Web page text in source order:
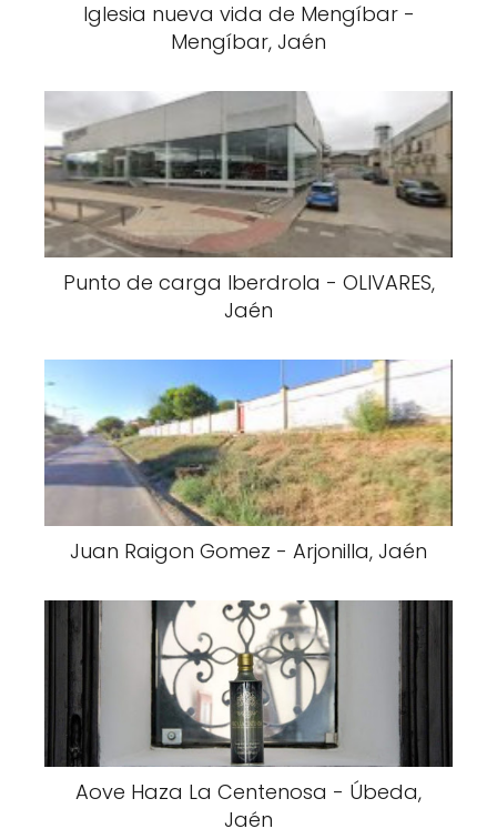
Iglesia nueva vida de Mengíbar -
Mengíbar, Jaén
Punto de carga Iberdrola - OLIVARES,
Jaén
Juan Raigon Gomez - Arjonilla, Jaén
Aove Haza La Centenosa - Úbeda,
Jaén